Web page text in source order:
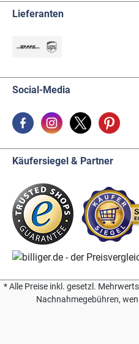
Lieferanten
Social-Media
Käufersiegel & Partner
* Alle Preise inkl. gesetzl.
Nachnahmegebühren,